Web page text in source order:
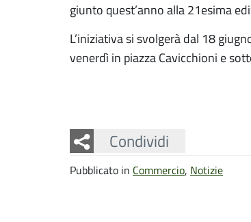
giunto quest’anno alla 21esima
L’iniziativa si svolgerà dal 18
venerdì in piazza Cavicchioni e
Condividi
Facebook
Twitter
Whatsapp
Pubblicato in Commercio, Notizie